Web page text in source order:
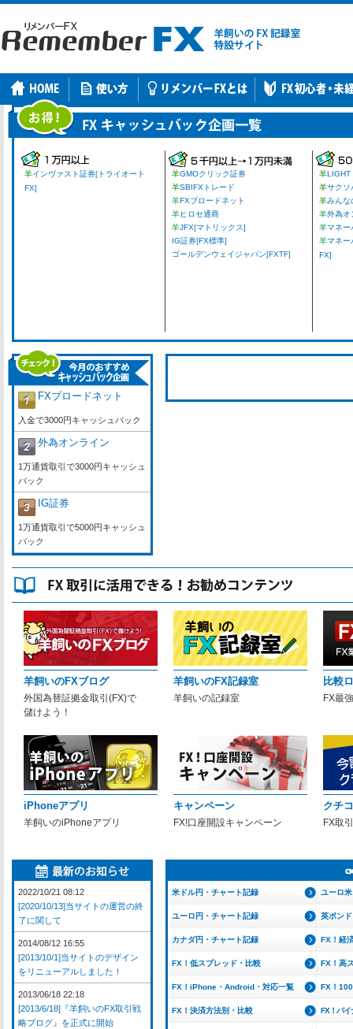
羊インヴァスト証券[トライオート
FX]
羊GMOクリック証券
羊SBIFXトレード
羊FXブロードネット
羊ヒロセ通商
羊JFX[マトリックス]
IG証券[FX標準]
ゴールデンウェイジャパン[FXTF]
羊LIGHT
羊サクソ
羊みんな
羊外為オ
羊マネー
羊マネー
FX]
FXブロードネット
入金で3000円キャッシュバック
外為オンライン
1万通貨取引で3000円キャッシュ
バック
IG証券
1万通貨取引で5000円キャッシュ
バック
羊飼いのFXブログ
外国為替証拠金取引(FX)で
儲けよう！
羊飼いのFX記録室
羊飼いの記録室
比較
FX最
iPhoneアプリ
羊飼いのiPhoneアプリ
キャンペーン
FX!口座開設キャンペーン
クチ
FX取
米ドル円・チャート記録 ユーロ
ユーロ円・チャート記録 英ポン
カナダ円・チャート記録 FX！経
FX！低スプレッド・比較 FX！高
FX！iPhone・Android・対応一覧 FX！
FX！決済方法別・比較 FX！バイ
2022/10/21 08:12
[2020/10/13]当サイトの運営の終
了に関して
2014/08/12 16:55
[2013/10/1]当サイトのデザイン
をリニューアルしました！
2013/06/18 22:18
[2013/6/18]『羊飼いのFX取引戦
略ブログ』を正式に開始